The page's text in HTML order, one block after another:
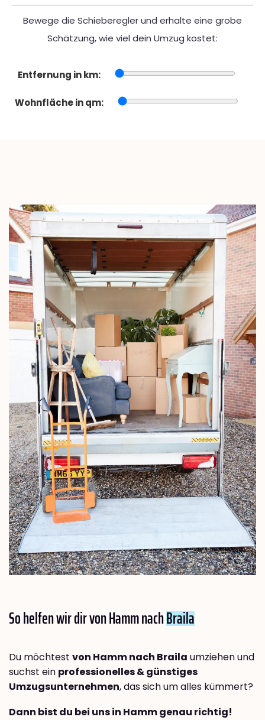
Bewege die Schieberegler und erhalte eine grobe
Schätzung, wie viel dein Umzug kostet:
Entfernung in km:
Wohnfläche in qm:
So helfen wir dir von Hamm nachBraila
Du möchtest von Hamm nach Braila umziehen und
suchst ein professionelles & günstiges
Umzugsunternehmen, das sich um alles kümmert?
Dann bist du bei uns in Hamm genau richtig!